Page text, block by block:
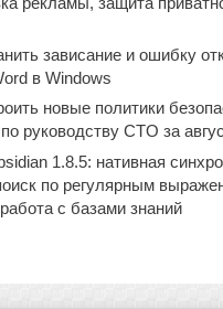
зависание и ошибку
в Windows
новые политики
руководству CTO за
1.8.5: нативная
по регулярным
с базами знаний